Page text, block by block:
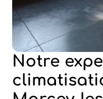
Notre